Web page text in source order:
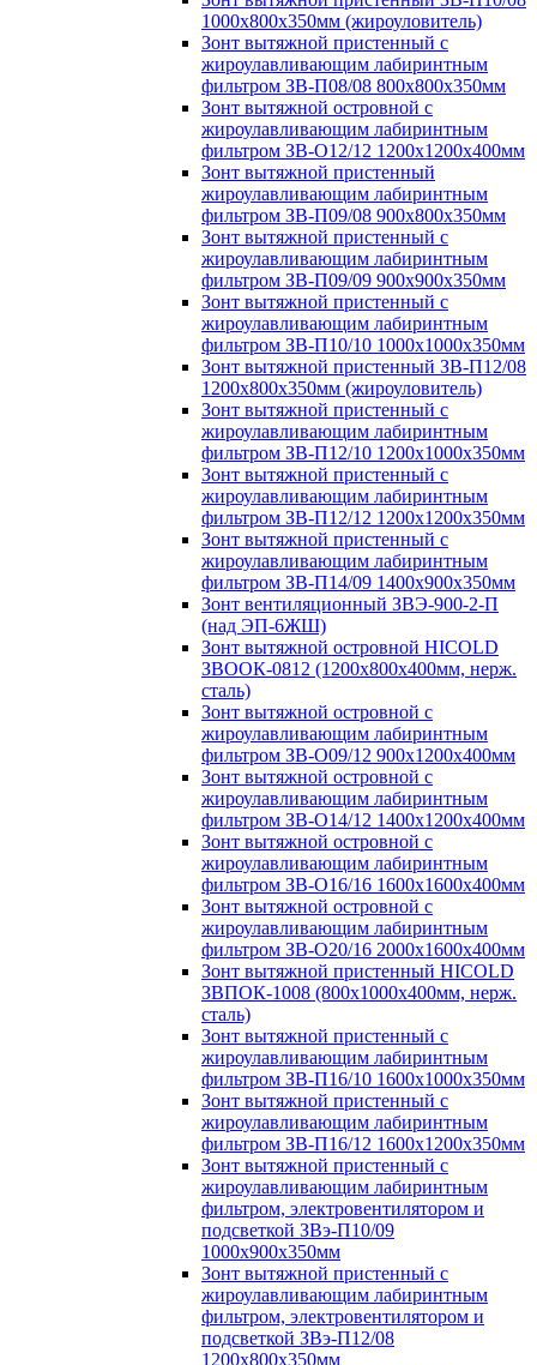
1000х800х350мм (жироуловитель)
Зонт вытяжной пристенный с
жироулавливающим лабиринтным
фильтром ЗВ-П08/08 800х800х350мм
Зонт вытяжной островной с
жироулавливающим лабиринтным
фильтром ЗВ-О12/12 1200х1200х400мм
Зонт вытяжной пристенный
жироулавливающим лабиринтным
фильтром ЗВ-П09/08 900х800х350мм
Зонт вытяжной пристенный с
жироулавливающим лабиринтным
фильтром ЗВ-П09/09 900х900х350мм
Зонт вытяжной пристенный с
жироулавливающим лабиринтным
фильтром ЗВ-П10/10 1000х1000х350мм
Зонт вытяжной пристенный ЗВ-П12/08
1200х800х350мм (жироуловитель)
Зонт вытяжной пристенный с
жироулавливающим лабиринтным
фильтром ЗВ-П12/10 1200х1000х350мм
Зонт вытяжной пристенный с
жироулавливающим лабиринтным
фильтром ЗВ-П12/12 1200х1200х350мм
Зонт вытяжной пристенный с
жироулавливающим лабиринтным
фильтром ЗВ-П14/09 1400х900х350мм
Зонт вентиляционный ЗВЭ-900-2-П
(над ЭП-6ЖШ)
Зонт вытяжной островной HICOLD
ЗВООК-0812 (1200х800x400мм, нерж.
сталь)
Зонт вытяжной островной с
жироулавливающим лабиринтным
фильтром ЗВ-О09/12 900х1200х400мм
Зонт вытяжной островной с
жироулавливающим лабиринтным
фильтром ЗВ-О14/12 1400х1200х400мм
Зонт вытяжной островной с
жироулавливающим лабиринтным
фильтром ЗВ-О16/16 1600х1600х400мм
Зонт вытяжной островной с
жироулавливающим лабиринтным
фильтром ЗВ-О20/16 2000х1600х400мм
Зонт вытяжной пристенный HICOLD
ЗВПОК-1008 (800х1000х400мм, нерж.
сталь)
Зонт вытяжной пристенный с
жироулавливающим лабиринтным
фильтром ЗВ-П16/10 1600х1000х350мм
Зонт вытяжной пристенный с
жироулавливающим лабиринтным
фильтром ЗВ-П16/12 1600х1200х350мм
Зонт вытяжной пристенный с
жироулавливающим лабиринтным
фильтром, электровентилятором и
подсветкой ЗВэ-П10/09
1000х900х350мм
Зонт вытяжной пристенный с
жироулавливающим лабиринтным
фильтром, электровентилятором и
подсветкой ЗВэ-П12/08
1200х800х350мм